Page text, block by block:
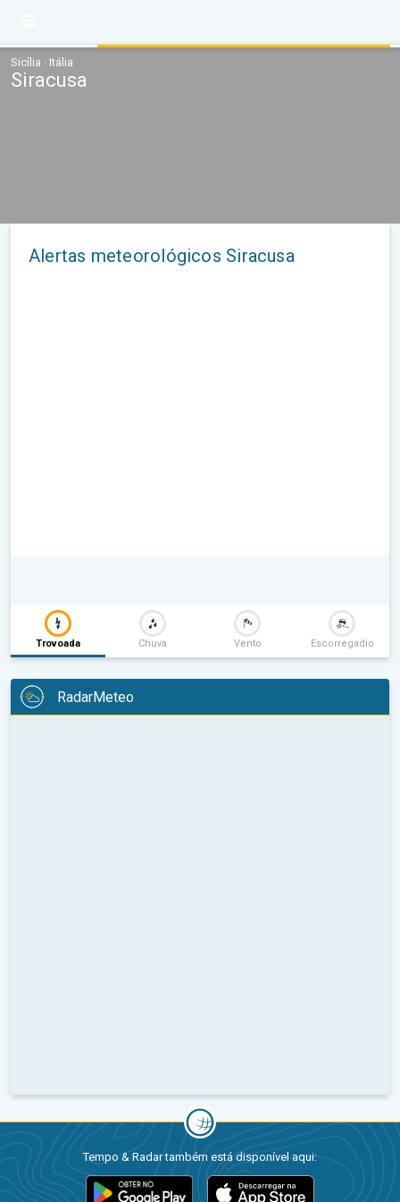
Sicília · Itália
Siracusa
Alertas meteorológicos Siracusa
Trovoada Chuva Vento Escorregadio
RadarMeteo
Tempo & Radar também está disponível aqui: